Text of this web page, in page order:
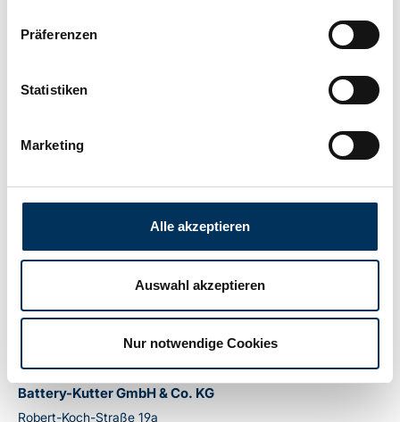
Präferenzen
Statistiken
Marketing
Alle akzeptieren
Auswahl akzeptieren
Nur notwendige Cookies
0,151kg
Contact
Battery-Kutter GmbH & Co. KG
Robert-Koch-Straße 19a